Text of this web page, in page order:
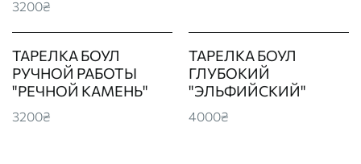
3200₴
ТАРЕЛКА БОУЛ
РУЧНОЙ РАБОТЫ
"РЕЧНОЙ КАМЕНЬ"
3200₴
ТАРЕЛКА БОУЛ
ГЛУБОКИЙ
"ЭЛЬФИЙСКИЙ"
4000₴